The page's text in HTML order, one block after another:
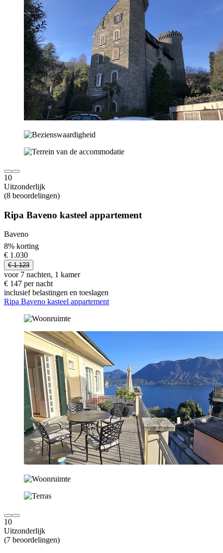
10
Uitzonderlijk
(8 beoordelingen)
Ripa Baveno kasteel appartement
Baveno
8% korting
€ 1.030
€ 1.123
voor 7 nachten, 1 kamer
€ 147 per nacht
inclusief belastingen en toeslagen
Ripa Baveno kasteel appartement
10
Uitzonderlijk
(7 beoordelingen)